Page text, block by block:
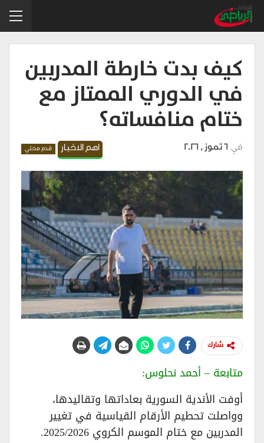
كيف بدت خارطة المدربين
في الدوري الممتاز مع
ختام منافساته؟
اهم الاخبار قدم محلي في 6 تموز , 2026
شارك
متابعة – أحمد نحلوس:
أوفت الأندية السورية بعاداتها وتقاليدها،
وواصلت تحطيم الأرقام القياسية في تغيير
المدربين مع ختام الموسم الكروي 2025/2026.